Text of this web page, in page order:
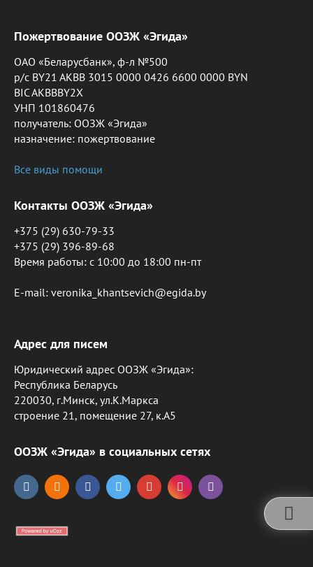
Пожертвование ООЗЖ «Эгида»
ОАО «Беларусбанк», ф-л №500
р/с BY21 AKBB 3015 0000 0426 6600 0000 BYN
BIC AKBBBY2X
УНП 101860476
получатель: ООЗЖ «Эгида»
назначение: пожертвование
Все виды помощи
Контакты ООЗЖ «Эгида»
+375 (29) 630-79-33
+375 (29) 396-89-68
Время работы: c 10:00 до 18:00 пн-пт
E-mail: veronika_khantsevich@egida.by
Адрес для писем
Юридический адрес ООЗЖ «Эгида»:
Республика Беларусь
220030, г.Минск, ул.К.Маркса
строение 21, помещение 27, к.А5
ООЗЖ «Эгида» в социальных сетях